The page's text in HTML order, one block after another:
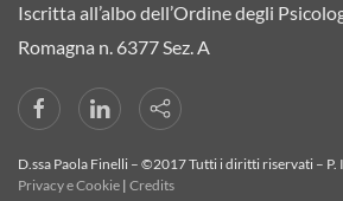
Iscritta all’albo dell’Ordine degli
Romagna n. 6377 Sez. A
D.ssa Paola Finelli – ©2017 Tutti i diritti riservati –
Privacy e Cookie | Credits